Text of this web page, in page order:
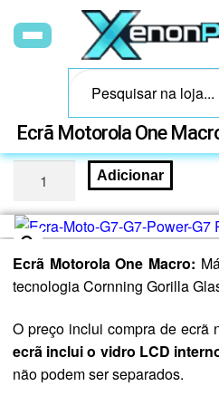
Ecrã Motorola One
Adicionar
🔍
Ecrã Motorola One Macro:
tecnologia Cornning Gorilla
O preço inclui compra de ecrã
ecrã inclui o vidro LCD
não podem ser separados.